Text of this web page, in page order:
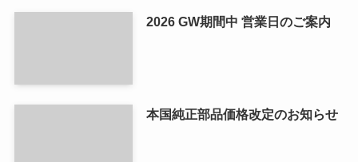
2026 GW期間中 営業日のご案内
本国純正部品価格改定のお知らせ